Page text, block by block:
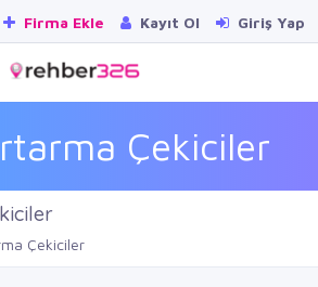
Firma Ekle Kayıt Ol Giriş Yap
Çekiciler
Çekiciler